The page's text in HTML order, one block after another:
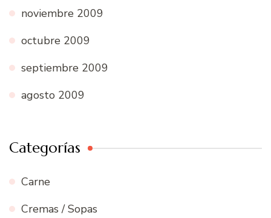
noviembre 2009
octubre 2009
septiembre 2009
agosto 2009
Categorías
Carne
Cremas / Sopas